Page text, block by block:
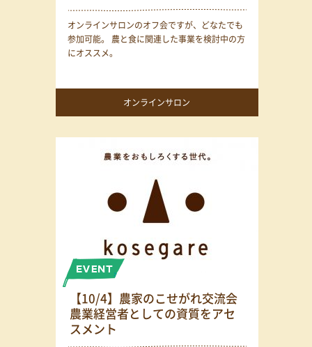
オンラインサロンのオフ会ですが、どなたでも
参加可能。 農と食に関連した事業を検討中の方
にオススメ。
オンラインサロン
【10/4】農家のこせがれ交流会
農業経営者としての資質をアセ
スメント